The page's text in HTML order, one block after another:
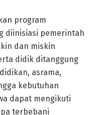
program
diinisiasi pemerintah
dan miskin
didik ditanggung
asrama,
kebutuhan
dapat mengikuti
terbebani